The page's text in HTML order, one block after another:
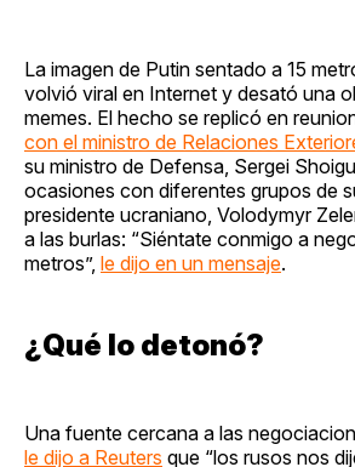
La imagen de Putin sentado a 15
volvió viral en Internet y desató una
memes. El hecho se replicó en
con el ministro de Relaciones
su ministro de Defensa, Sergei
ocasiones con diferentes grupos de
presidente ucraniano, Volodymyr
a las burlas: “Siéntate conmigo a
metros”, le dijo en un mensaje.
¿Qué lo detonó?
Una fuente cercana a las
le dijo a Reuters que “los rusos nos